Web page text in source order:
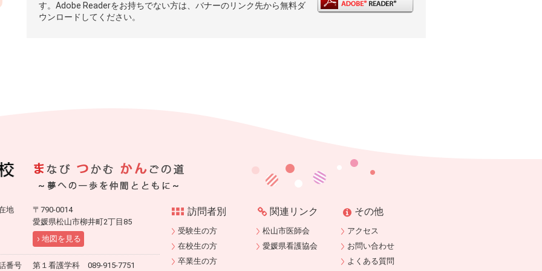
す。Adobe Readerをお持ちでない方は、バナーのリンク先から無料ダ
ウンロードしてください。
地
〒790-0014
愛媛県松山市柳井町2丁目85
地図を見る
番号 第１看護学科 089-915-7751
訪問者別
受験生の方
在校生の方
卒業生の方
関連リンク
松山市医師会
愛媛県看護協会
その他
アクセス
お問い合わせ
よくある質問